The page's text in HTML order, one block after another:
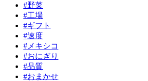
#野菜
#工場
#ギフト
#速度
#メキシコ
#おにぎり
#品質
#おまかせ